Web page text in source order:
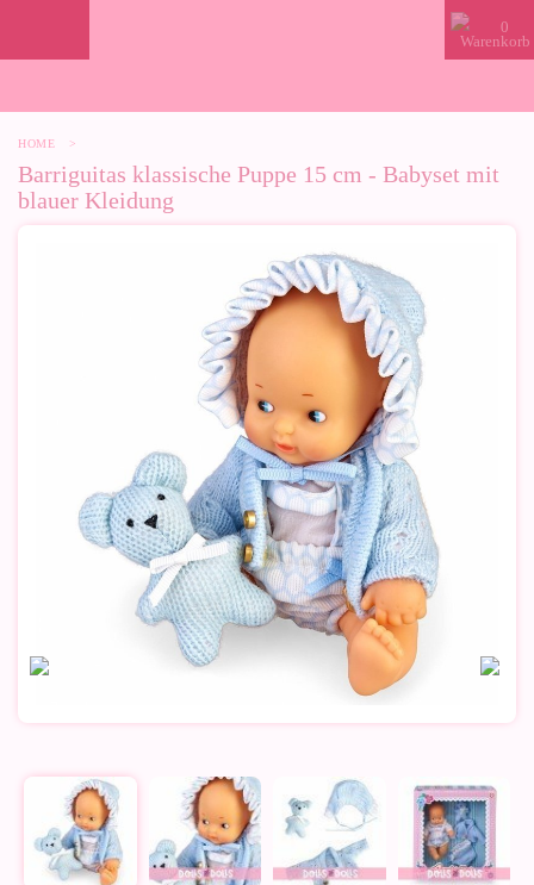
0
HOME >
Barriguitas klassische Puppe 15 cm - Babyset mit
blauer Kleidung